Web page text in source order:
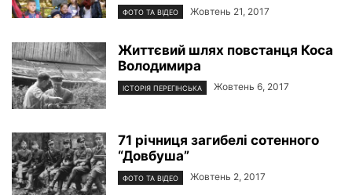
ФОТО ТА ВІДЕО Жовтень 21, 2017
Життєвий шлях повстанця Коса
Володимира
ІСТОРІЯ ПЕРЕГІНСЬКА Жовтень 6, 2017
71 річниця загибелі сотенного
“Довбуша”
ФОТО ТА ВІДЕО Жовтень 2, 2017